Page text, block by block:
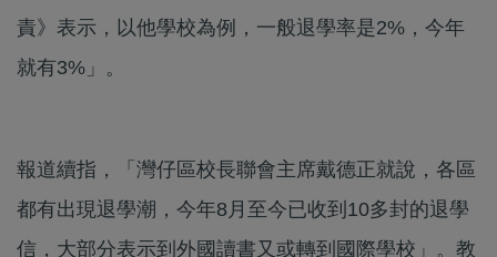
責》表示，以他學校為例，一般退學率是2%，今年
就有3%」。
報道續指，「灣仔區校長聯會主席戴德正就說，各區
都有出現退學潮，今年8月至今已收到10多封的退學
信，大部分表示到外國讀書又或轉到國際學校」。教